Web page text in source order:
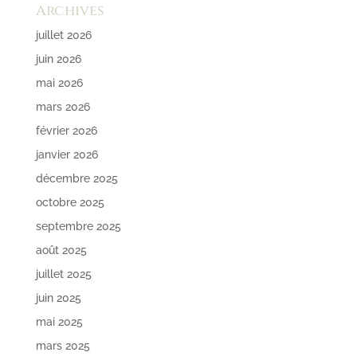
Archives
juillet 2026
juin 2026
mai 2026
mars 2026
février 2026
janvier 2026
décembre 2025
octobre 2025
septembre 2025
août 2025
juillet 2025
juin 2025
mai 2025
mars 2025